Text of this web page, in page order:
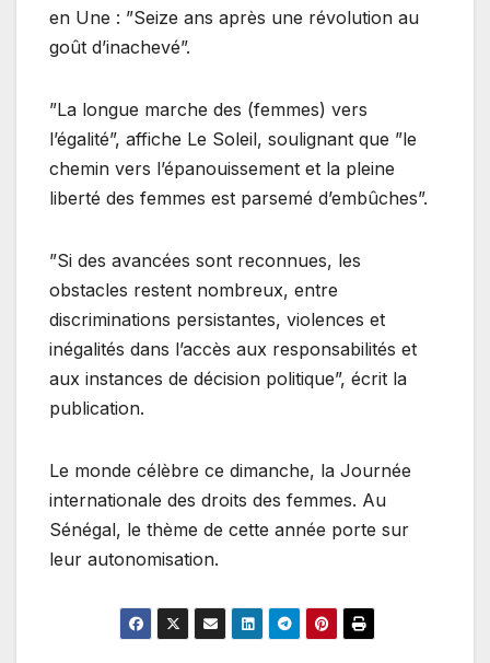
en Une : ”Seize ans après une révolution au
goût d’inachevé”.
”La longue marche des (femmes) vers
l’égalité”, affiche Le Soleil, soulignant que ”le
chemin vers l’épanouissement et la pleine
liberté des femmes est parsemé d’embûches”.
”Si des avancées sont reconnues, les
obstacles restent nombreux, entre
discriminations persistantes, violences et
inégalités dans l’accès aux responsabilités et
aux instances de décision politique”, écrit la
publication.
Le monde célèbre ce dimanche, la Journée
internationale des droits des femmes. Au
Sénégal, le thème de cette année porte sur
leur autonomisation.